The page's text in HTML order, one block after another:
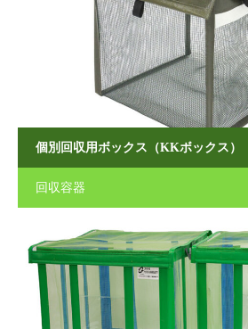
個別回収用ボックス（KKボックス）
回収容器